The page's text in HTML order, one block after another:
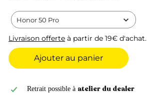
Honor 50 Pro
Livraison offerte à partir de 19€ d'achat.
Ajouter au panier
Retrait possible à atelier du dealer